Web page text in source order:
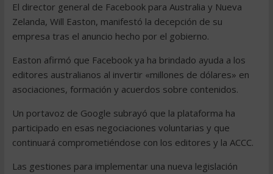
El director general de Facebook para Australia y Nueva
Zelanda, Will Easton, manifestó la decepción de su
empresa tras el anuncio hecho por el gobierno.
Easton afirmó que Facebook ya ha brindado ayuda a los
editores australianos al invertir «millones de dólares» en
asociaciones, formación y acuerdos sobre contenidos.
Un portavoz de Google subrayó que la plataforma ha
participado en esas negociaciones voluntarias y que
continuará comprometiéndose con los editores y la ACCC.
Las gestiones para implementar una nueva legislación